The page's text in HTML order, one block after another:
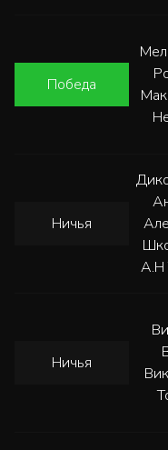
Победа
Ничья
А.Н
Ничья